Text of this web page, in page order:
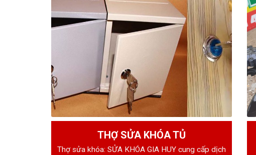
THỢ SỬA KHÓA TỦ
Thợ sửa khóa: SỬA KHÓA GIA HUY cung cấp dịch